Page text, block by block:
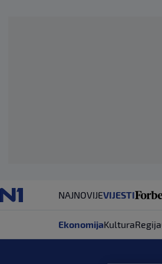
NAJNOVIJEVIJESTI
EkonomijaKulturaRegija